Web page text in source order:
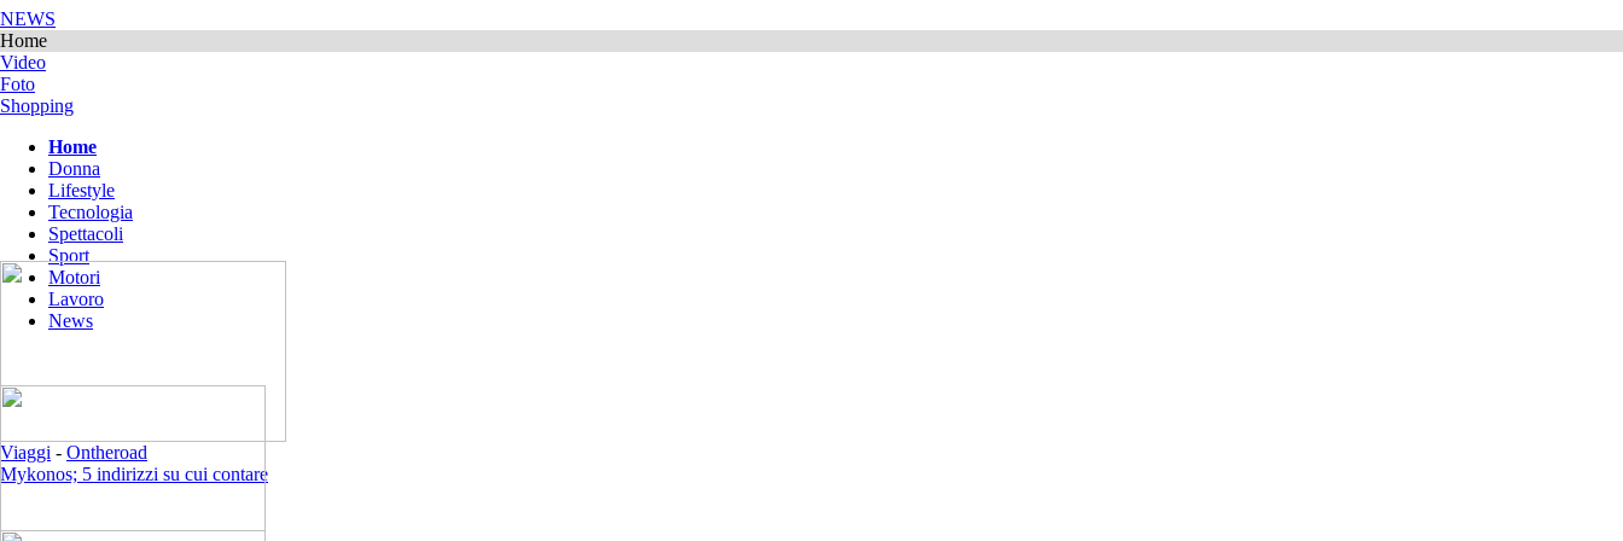
NEWS
Home
Video
Foto
Shopping
Home
Donna
Lifestyle
Tecnologia
Spettacoli
Sport
Motori
Lavoro
News
Viaggi - Ontheroad
Mykonos; 5 indirizzi su cui contare